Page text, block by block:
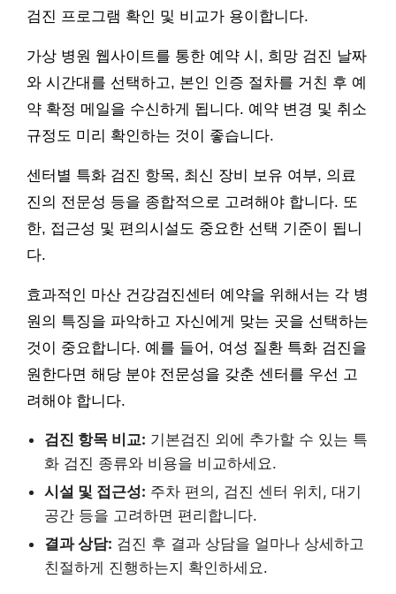
검진 프로그램 확인 및 비교가 용이합니다.
가상 병원 웹사이트를 통한 예약 시, 희망 검진 날짜
와 시간대를 선택하고, 본인 인증 절차를 거친 후 예
약 확정 메일을 수신하게 됩니다. 예약 변경 및 취소
규정도 미리 확인하는 것이 좋습니다.
센터별 특화 검진 항목, 최신 장비 보유 여부, 의료
진의 전문성 등을 종합적으로 고려해야 합니다. 또
한, 접근성 및 편의시설도 중요한 선택 기준이 됩니
다.
효과적인 마산 건강검진센터 예약을 위해서는 각 병
원의 특징을 파악하고 자신에게 맞는 곳을 선택하는
것이 중요합니다. 예를 들어, 여성 질환 특화 검진을
원한다면 해당 분야 전문성을 갖춘 센터를 우선 고
려해야 합니다.
검진 항목 비교: 기본검진 외에 추가할 수 있는 특
화 검진 종류와 비용을 비교하세요.
시설 및 접근성: 주차 편의, 검진 센터 위치, 대기
공간 등을 고려하면 편리합니다.
결과 상담: 검진 후 결과 상담을 얼마나 상세하고
친절하게 진행하는지 확인하세요.